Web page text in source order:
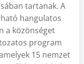
tartanak. A
hangulatos
a közönséget
program
15 nemzet